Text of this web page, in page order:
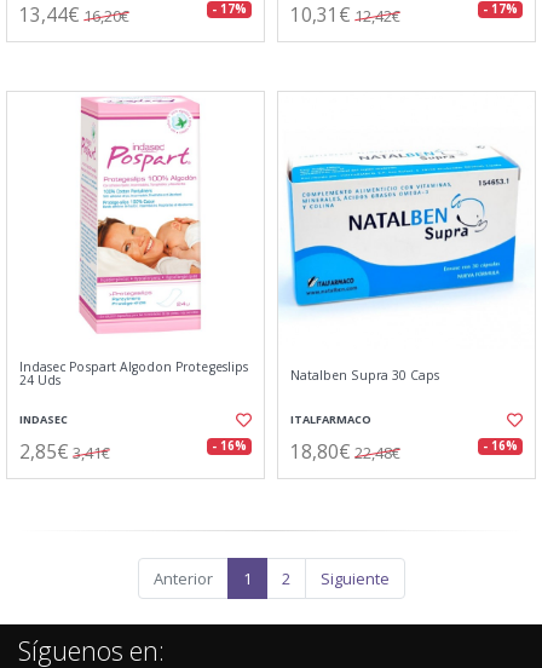
13,44€ 16,20€ - 17% 10,31€ 12,42€ - 17%
Indasec Pospart Algodon Protegeslips
24 Uds
INDASEC
2,85€ 3,41€ - 16%
Natalben Supra 30 Caps
ITALFARMACO
18,80€ 22,48€ - 16%
Anterior 1 2 Siguiente
Síguenos en: